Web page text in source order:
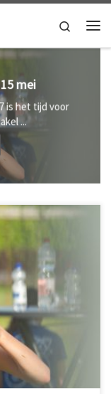
Search
2026
nog veel meer en
...
»
voor de tweede
de gaten voor het